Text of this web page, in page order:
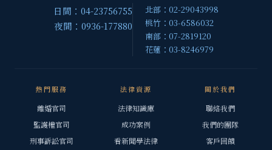
日間：04-23756755
夜間：0936-177880
北部：02-29043998
桃竹：03-6586032
南部：07-2819120
花蓮：03-8246979
熱門服務
離婚官司
監護權官司
刑事訴訟官司
法律資源
法律知識庫
成功案例
看新聞學法律
關於我們
聯絡我們
我們的團隊
客戶回饋